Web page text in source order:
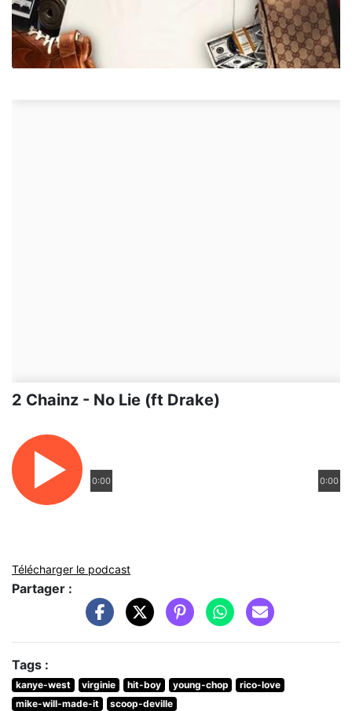
2 Chainz - No Lie (ft Drake)
0:00 0:00
Télécharger le podcast
Partager :
Tags :
kanye-west virginie hit-boy young-chop
rico-love
mike-will-made-it
scoop-deville